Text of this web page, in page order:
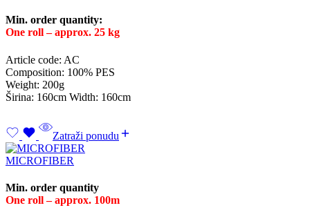
Min. order quantity:
One roll – approx. 25 kg
Article code: AC
Composition: 100% PES
Weight: 200g
Širina: 160cm Width: 160cm
Zatraži ponudu
MICROFIBER
Min. order quantity
One roll – approx. 100m